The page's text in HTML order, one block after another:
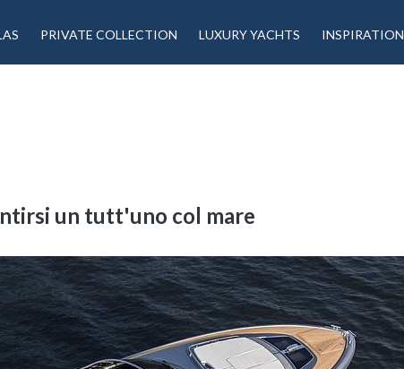
PRIVATE COLLECTION LUXURY YACHTS INSPIRATION
un tutt'uno col mare